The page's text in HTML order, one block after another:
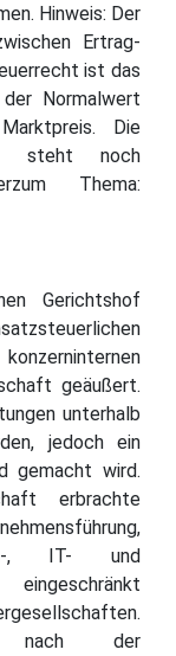
Hinweis: Der
Ertrag-
ist das
Normalwert
Die
steht noch
Thema:
Gerichtshof
geäußert.
unterhalb
jedoch ein
gemacht wird.
erbrachte
, IT- und
nach der